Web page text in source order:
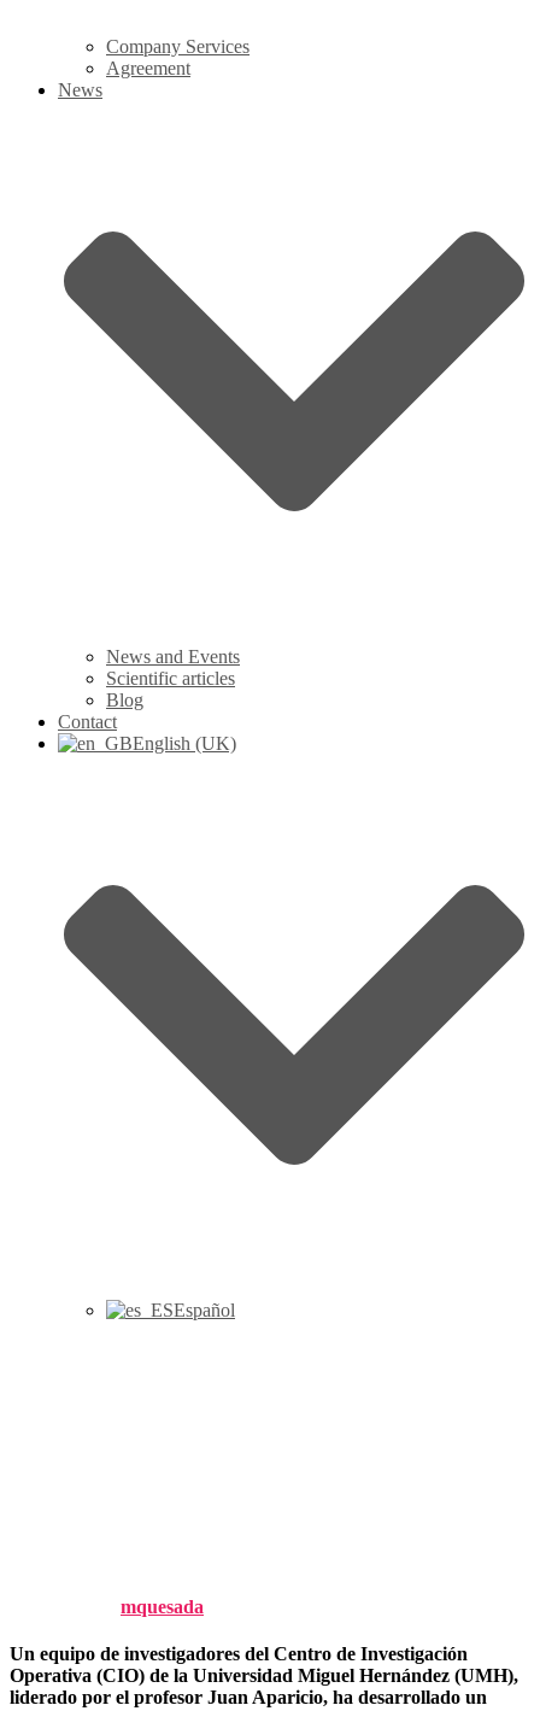
Company Services
Agreement
News
News and Events
Scientific articles
Blog
Contact
English (UK)
Español
mquesada
Un equipo de investigadores del Centro de Investigación
Operativa (CIO) de la Universidad Miguel Hernández (UMH),
liderado por el profesor Juan Aparicio, ha desarrollado un